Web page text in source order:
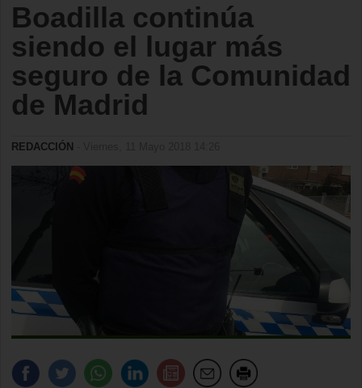
Boadilla continúa
siendo el lugar más
seguro de la Comunidad
de Madrid
REDACCIÓN